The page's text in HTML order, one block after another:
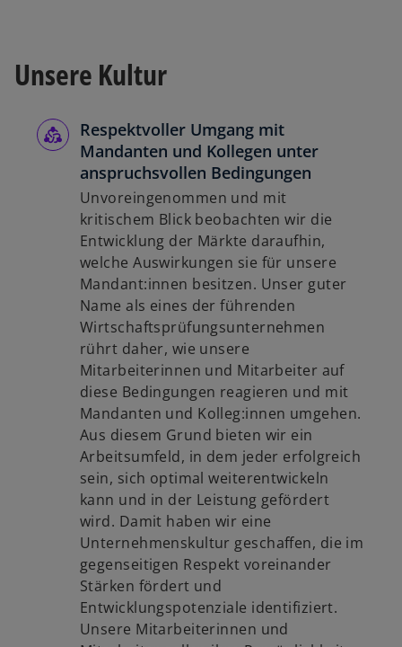
Unsere Kultur
Respektvoller Umgang mit
Mandanten und Kollegen unter
anspruchsvollen Bedingungen
Unvoreingenommen und mit
kritischem Blick beobachten wir die
Entwicklung der Märkte daraufhin,
welche Auswirkungen sie für unsere
Mandant:innen besitzen. Unser guter
Name als eines der führenden
Wirtschaftsprüfungsunternehmen
rührt daher, wie unsere
Mitarbeiterinnen und Mitarbeiter auf
diese Bedingungen reagieren und mit
Mandanten und Kolleg:innen umgehen.
Aus diesem Grund bieten wir ein
Arbeitsumfeld, in dem jeder erfolgreich
sein, sich optimal weiterentwickeln
kann und in der Leistung gefördert
wird. Damit haben wir eine
Unternehmenskultur geschaffen, die im
gegenseitigen Respekt voreinander
Stärken fördert und
Entwicklungspotenziale identifiziert.
Unsere Mitarbeiterinnen und